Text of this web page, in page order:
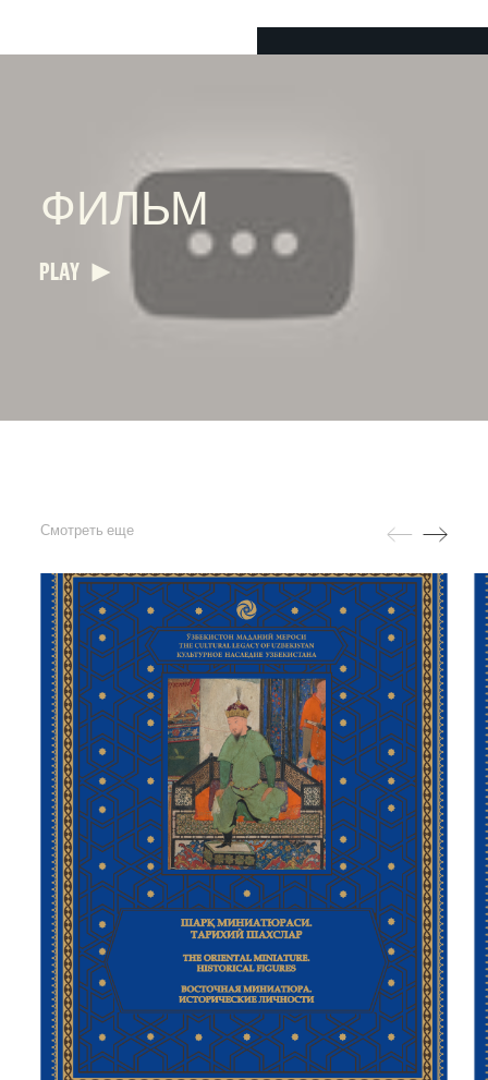
ФИЛЬМ
PLAY
Смотреть еще